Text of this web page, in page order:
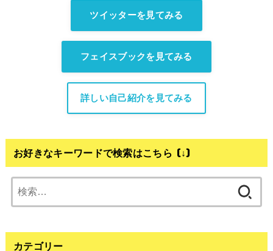
ツイッターを見てみる
フェイスブックを見てみる
詳しい自己紹介を見てみる
お好きなキーワードで検索はこちら (↓)
索:
カテゴリー